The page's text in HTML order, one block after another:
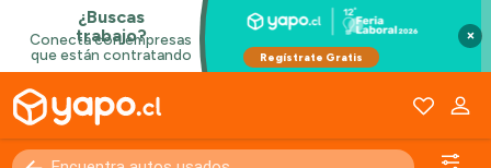
×
Kilómetros 0 - 250000+